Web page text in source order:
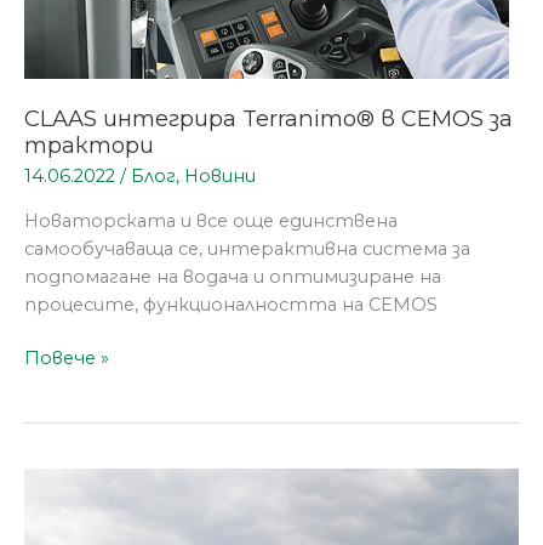
CLAAS интегрира Terranimo® в CEMOS за
трактори
14.06.2022 / Блог, Новини
Новаторската и все още единствена
самообучаваща се, интерактивна система за
подпомагане на водача и оптимизиране на
процесите, функционалността на CEMOS
Повече »